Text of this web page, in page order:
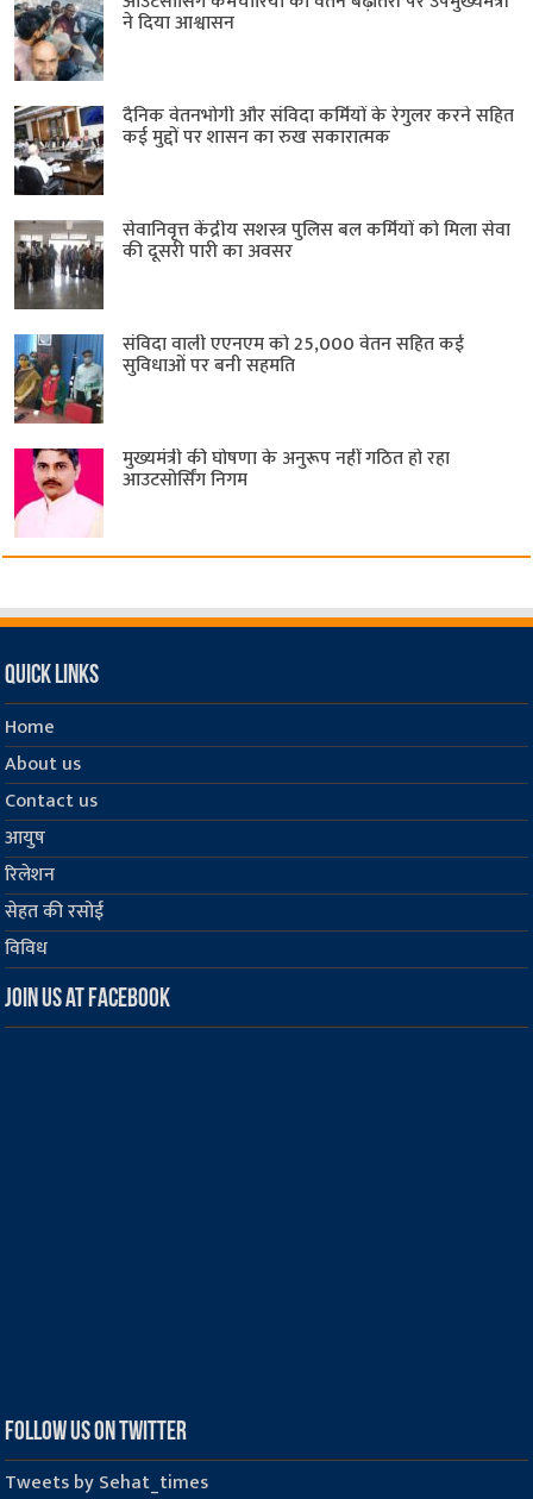
ने दिया आश्वासन
दैनिक वेतनभोगी और संविदा कर्मियों के रेगुलर करने सहित
कई मुद्दों पर शासन का रुख सकारात्मक
सेवानिवृत्त केंद्रीय सशस्त्र पुलिस बल ​कर्मियों को मिला सेवा
की दूसरी पारी का अवसर
संविदा वाली एएनएम को 25,000 वेतन सहित कई
सुविधाओं पर बनी सहमति
मुख्यमंत्री की घोषणा के अनुरूप नहीं गठित हो रहा
आउटसोर्सिंग निगम
Quick Links
Home
About us
Contact us
आयुष
रिलेशन
सेहत की रसोई
विविध
Join us at Facebook
Follow us on Twitter
Tweets by Sehat_times